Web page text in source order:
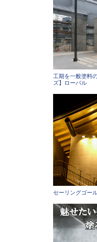
工期を一般塗料
ズ】ローバル
セーリングゴー